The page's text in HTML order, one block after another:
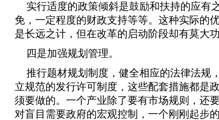
实行适度的政策倾斜是鼓励和扶持的应有
免，一定程度的财政支持等等。这种实际的
是长远之计，但在改革的启动阶段却有莫大
四是加强规划管理。
推行题材规划制度，健全相应的法律法规
立规范的发行许可制度，这些配套措施都是
须要做的。一个产业除了要有市场规则，还
对盲目需要政府的宏观控制，一个刚刚起步